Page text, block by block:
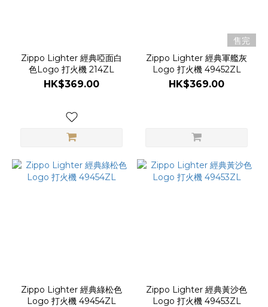
Zippo Lighter 經典啞面白
色Logo 打火機 214ZL
HK$369.00
售完
Zippo Lighter 經典軍艦灰
Logo 打火機 49452ZL
HK$369.00
Zippo Lighter 經典綠松色
Logo 打火機 49454ZL
Zippo Lighter 經典黃沙色
Logo 打火機 49453ZL